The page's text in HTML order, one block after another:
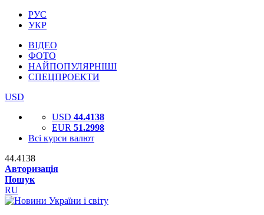
РУС
УКР
ВІДЕО
ФОТО
НАЙПОПУЛЯРНІШІ
СПЕЦПРОЕКТИ
USD
USD 44.4138
EUR 51.2998
Всі курси валют
44.4138
Авторизація
Пошук
RU